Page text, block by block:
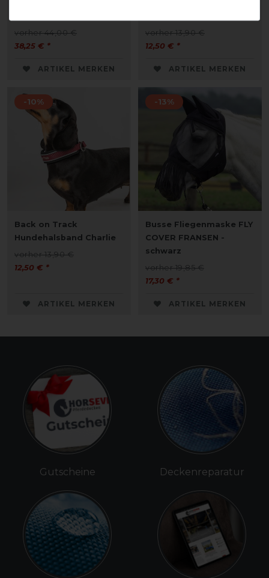
vorher 44,00 €
38,25 € *
ARTIKEL MERKEN
vorher 13,90 €
12,50 € *
ARTIKEL MERKEN
-10%
Back on Track
Hundehalsband Charlie
vorher 13,90 €
12,50 € *
ARTIKEL MERKEN
-13%
Busse Fliegenmaske FLY
COVER FRANSEN -
schwarz
vorher 19,85 €
17,30 € *
ARTIKEL MERKEN
Gutscheine Deckenreparatur